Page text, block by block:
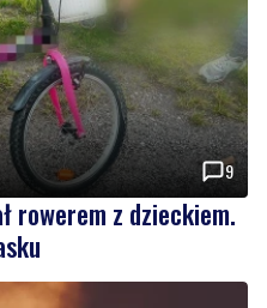
9
rowerem z dzieckiem.